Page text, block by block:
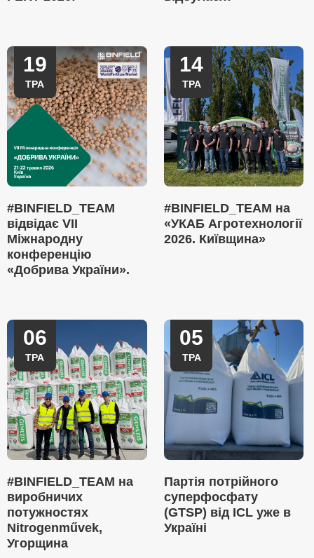
19
ТРА
#BINFIELD_TEAM
відвідає VII
Міжнародну
конференцію
«Добрива України».
14
ТРА
#BINFIELD_TEAM на
«УКАБ Агротехнології
2026. Київщина»
06
ТРА
#BINFIELD_TEAM на
виробничих
потужностях
Nitrogenművek,
Угорщина
05
ТРА
Партія потрійного
суперфосфату
(GTSP) від ICL уже в
Україні